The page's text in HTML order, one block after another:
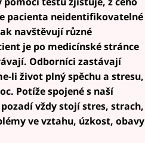
pacienta neidentifikovatelné
navštěvují různé
je po medicínské stránce
Odborníci zastávají
li život plný spěchu a stresu,
Potíže spojené s naší
vždy stojí stres, strach,
ve vztahu, úzkost, obavy